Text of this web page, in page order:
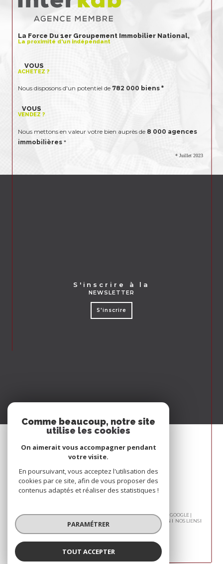
La Force Du 1er Groupement Immobilier National,
La proximité d'un indépendant
VOUS
ACHETEZ ?
Nous disposons d'un potentiel de 782 000 biens *
VOUS
VENDEZ ?
Nous mettons en valeur votre bien auprès de 8 000 agences
immobilières *
* Juillet 2023
s'inscrire à la
NEWSLETTER
S'inscrire
© 2026 | TOUS DROITS RÉSERVÉS | TRADUCTION POWERED BY GOOGLE |
PLAN DU SITE MENTIONS LÉGALES ADMIN
NOS LIENS
POLITIQUE RGPD
Comme beaucoup, notre site
utilise les cookies
On aimerait vous accompagner pendant
votre visite.
En poursuivant, vous acceptez l'utilisation des
cookies par ce site, afin de vous proposer des
contenus adaptés et réaliser des statistiques !
PARAMÉTRER
TOUT ACCEPTER